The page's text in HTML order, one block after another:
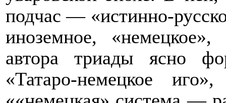
подчас — «истинно-
иноземное,
автора триады ясно
«Татаро-немецкое